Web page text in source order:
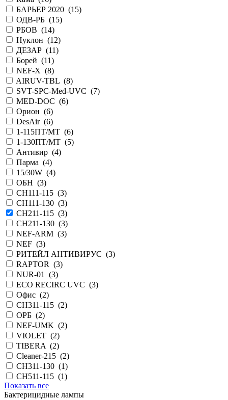
БАРЬЕР 2020 (15)
ОДВ-РБ (15)
РБОВ (14)
Нуклон (12)
ДЕЗАР (11)
Борей (11)
NEF-X (8)
AIRUV-TBL (8)
SVT-SPC-Med-UVC (7)
MED-DOC (6)
Орион (6)
DesAir (6)
1-115ПТ/МТ (6)
1-130ПТ/МТ (5)
Антивир (4)
Парма (4)
15/30W (4)
ОБН (3)
СH111-115 (3)
CH111-130 (3)
CH211-115 (3)
CH211-130 (3)
NEF-ARM (3)
NEF (3)
РИТЕЙЛ АНТИВИРУС (3)
RAPTOR (3)
NUR-01 (3)
ECO RECIRC UVC (3)
Офис (2)
CH311-115 (2)
ОРБ (2)
NEF-UMK (2)
VIOLET (2)
TIBERA (2)
Cleaner-215 (2)
CH311-130 (1)
СН511-115 (1)
Показать все
Бактерицидные лампы